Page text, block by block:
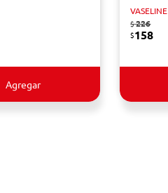
Agregar
VASELINE
$226
$158